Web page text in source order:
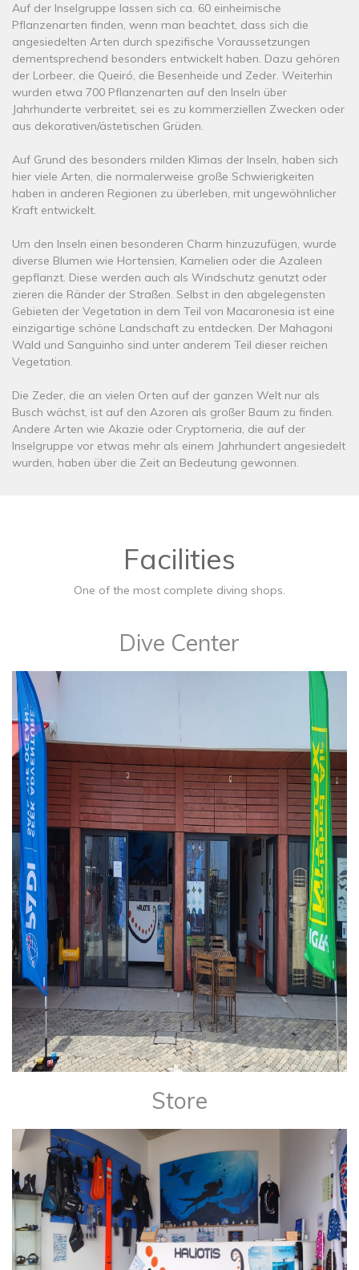
Auf der Inselgruppe lassen sich ca. 60 einheimische
Pflanzenarten finden, wenn man beachtet, dass sich die
angesiedelten Arten durch spezifische Voraussetzungen
dementsprechend besonders entwickelt haben. Dazu gehören
der Lorbeer, die Queiró, die Besenheide und Zeder. Weiterhin
wurden etwa 700 Pflanzenarten auf den Inseln über
Jahrhunderte verbreitet, sei es zu kommerziellen Zwecken oder
aus dekorativen/ästetischen Grüden.
Auf Grund des besonders milden Klimas der Inseln, haben sich
hier viele Arten, die normalerweise große Schwierigkeiten
haben in anderen Regionen zu überleben, mit ungewöhnlicher
Kraft entwickelt.
Um den Inseln einen besonderen Charm hinzuzufügen, wurde
diverse Blumen wie Hortensien, Kamelien oder die Azaleen
gepflanzt. Diese werden auch als Windschutz genutzt oder
zieren die Ränder der Straßen. Selbst in den abgelegensten
Gebieten der Vegetation in dem Teil von Macaronesia ist eine
einzigartige schöne Landschaft zu entdecken. Der Mahagoni
Wald und Sanguinho sind unter anderem Teil dieser reichen
Vegetation.
Die Zeder, die an vielen Orten auf der ganzen Welt nur als
Busch wächst, ist auf den Azoren als großer Baum zu finden.
Andere Arten wie Akazie oder Cryptomeria, die auf der
Inselgruppe vor etwas mehr als einem Jahrhundert angesiedelt
wurden, haben über die Zeit an Bedeutung gewonnen.
Facilities
One of the most complete diving shops.
​Dive Center
Store